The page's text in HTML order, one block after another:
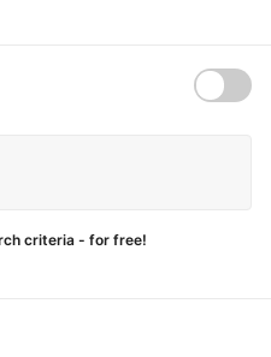
criteria - for free!